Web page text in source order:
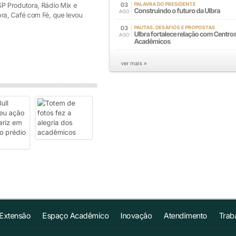
Produtora, Rádio Mix e
Café com Fé, que levou
03
AGO
PALAVRA DO PRESIDENTE
Construindo o futuro da Ulbra
03
AGO
PAUTAS, DESAFIOS E PROPOSTAS
Ulbra fortalece relação com
Acadêmicos
ver mais »
Extensão Espaço Acadêmico Inovação Atendimento